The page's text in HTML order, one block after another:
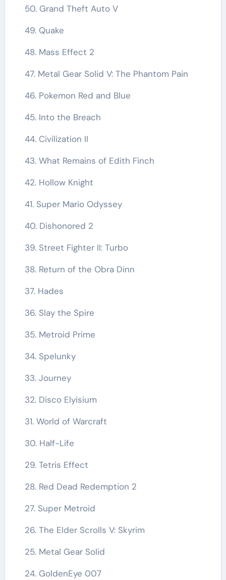
50. Grand Theft Auto V
49. Quake
48. Mass Effect 2
47. Metal Gear Solid V: The Phantom Pain
46. Pokemon Red and Blue
45. Into the Breach
44. Civilization II
43. What Remains of Edith Finch
42. Hollow Knight
41. Super Mario Odyssey
40. Dishonored 2
39. Street Fighter II: Turbo
38. Return of the Obra Dinn
37. Hades
36. Slay the Spire
35. Metroid Prime
34. Spelunky
33. Journey
32. Disco Elyisium
31. World of Warcraft
30. Half-Life
29. Tetris Effect
28. Red Dead Redemption 2
27. Super Metroid
26. The Elder Scrolls V: Skyrim
25. Metal Gear Solid
24. GoldenEye 007